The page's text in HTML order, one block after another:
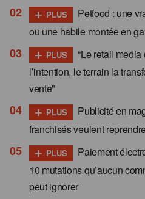
+ PLUS
Petfood : une
ou une habile montée en
+ PLUS
“Le retail media
l’intention, le terrain la
vente”
+ PLUS
Publicité en
franchisés veulent
+ PLUS
Paiement
10 mutations qu’aucun
peut ignorer